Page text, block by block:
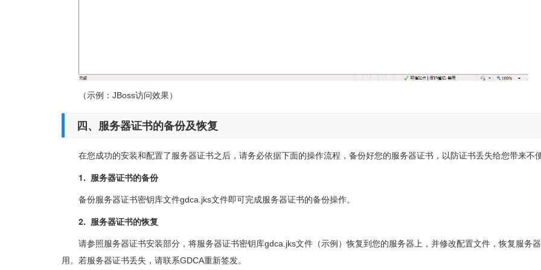
（示例：JBoss访问效果）
四、 服务器证书的备份及恢复
在您成功的安装和配置了服务器证书之后，请务必依据下面的操作流程，备份好您的服务器证书，以防证书丢失给您带来不便
1. 服务器证书的备份
备份服务器证书密钥库文件gdca.jks文件即可完成服务器证书的备份操作。
2. 服务器证书的恢复
请参照服务器证书安装部分，将服务器证书密钥库gdca.jks文件（示例）恢复到您的服务器上，并修改配置文件，恢复服务
用。若服务器证书丢失，请联系GDCA重新签发。